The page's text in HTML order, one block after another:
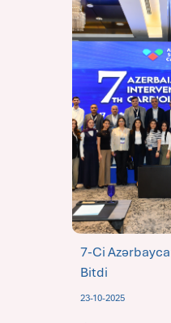
7-Ci
Bitdi
23-10-2025